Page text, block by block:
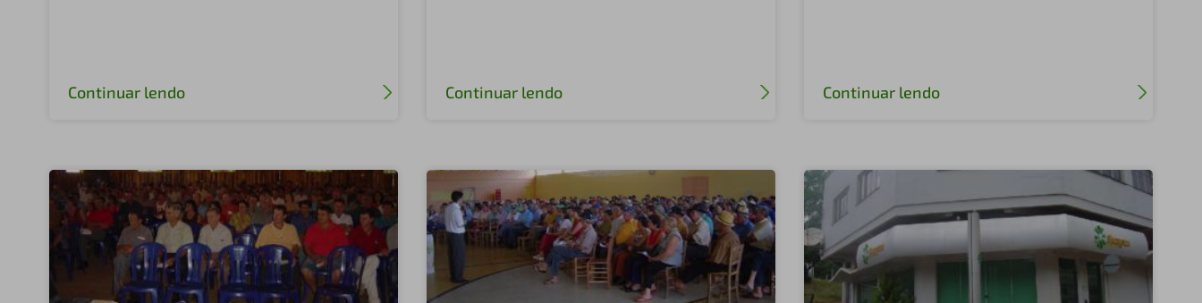
Sicredi Planalto Médio
Central Sicredi PR
Sicredi Vale do Rio Pardo
Sicredi Saúde Centro Paulista
Sicredi Augusto Pestana
Continuar lendo Continuar lendo Continuar lendo